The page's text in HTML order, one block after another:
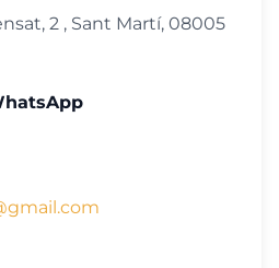
2 , Sant Martí, 08005